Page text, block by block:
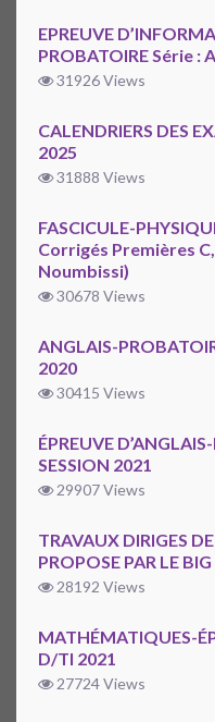
EPREUVE
PROBATOIRE Série :
31926 Views
CALENDRIERS DES
2025
31888 Views
FASCICULE-
Corrigés Premières
Noumbissi)
30678 Views
ANGLAIS-
2020
30415 Views
ÉPREUVE
SESSION 2021
29907 Views
TRAVAUX DIRIGES
PROPOSE PAR LE
28192 Views
MATHÉMATIQUES-
D/TI 2021
27724 Views